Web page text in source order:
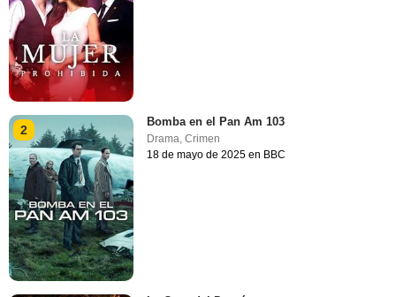
2
Bomba en el Pan Am 103
Drama ,Crimen
18 de mayo de 2025 en BBC